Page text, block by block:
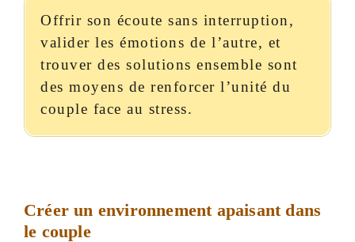
Offrir son écoute sans interruption,
valider les émotions de l’autre, et
trouver des solutions ensemble sont
des moyens de renforcer l’unité du
couple face au stress.
Créer un environnement apaisant dans
le couple